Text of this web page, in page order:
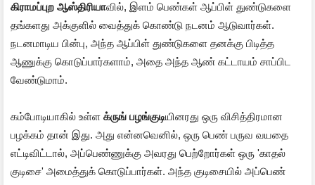
கிராமப்புற ஆஸ்திரியாவில், இளம் பெண்கள் ஆப்பிள் துண்டுகளை
தங்களது அக்குளில் வைத்துக் கொண்டு நடனம் ஆடுவார்கள்.
நடனமாடிய பின்பு, அந்த ஆப்பிள் துண்டுகளை தனக்கு பிடித்த
ஆணுக்கு கொடுப்பார்களாம், அதை அந்த ஆண் கட்டாயம் சாப்பிட
வேண்டுமாம்.
கம்போடியாகில் உள்ள க்ருங் பழங்குடியினரது ஒரு விசித்திரமான
பழக்கம் தான் இது. அது என்னவெனில், ஒரு பெண் பருவ வயதை
எட்டிவிட்டால், அப்பெண்ணுக்கு அவரது பெற்றோர்கள் ஒரு 'காதல்
குடிசை' அமைத்துக் கொடுப்பார்கள். அந்த குடிசையில் அப்பெண்